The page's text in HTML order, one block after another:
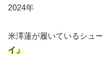
2024年
米澤蓮が履いているシュ
イ」